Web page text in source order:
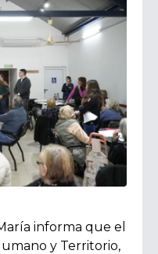
informa que el
y Territorio,